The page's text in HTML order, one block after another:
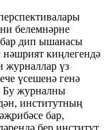
белемнәрне
дип ышанасы
нәшрият киңлегендә
журналлар үз
үсешенә генә
Бу журналны
институтның
бар,
бер институт,